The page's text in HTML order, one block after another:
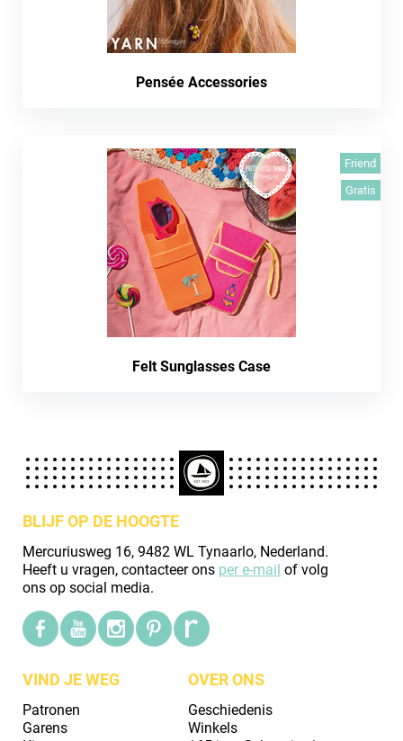
Pensée Accessories
Friend
Gratis
Felt Sunglasses Case
BLIJF OP DE HOOGTE
Mercuriusweg 16, 9482 WL Tynaarlo, Nederland.
Heeft u vragen, contacteer ons per e-mail of volg
ons op social media.
VIND JE WEG
Patronen
Garens
OVER ONS
Geschiedenis
Winkels